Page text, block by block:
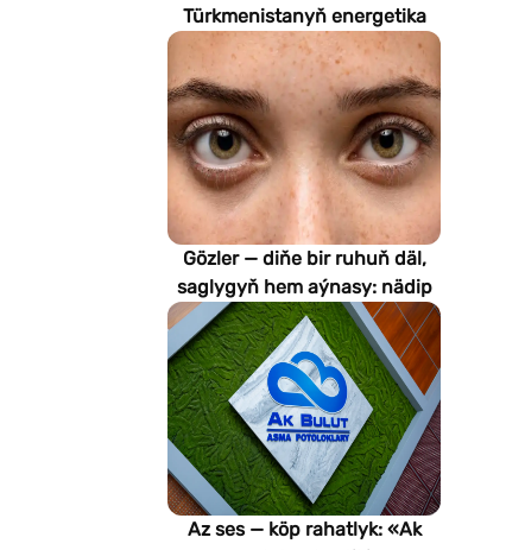
Türkmenistanyň energetika
pudagynyň geljegini
kesgitleýär
Gözler — diňe bir ruhuň däl,
saglygyň hem aýnasy: nädip
emeli aň keselleri suratlar
arkaly anyklaýar?
Az ses — köp rahatlyk: «Ak